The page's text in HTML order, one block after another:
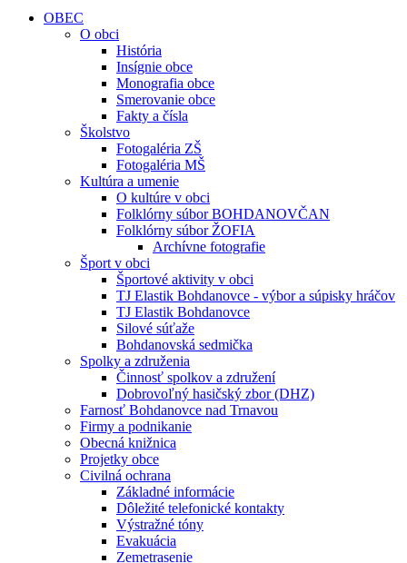
OBEC
O obci
História
Insígnie obce
Monografia obce
Smerovanie obce
Fakty a čísla
Školstvo
Fotogaléria ZŠ
Fotogaléria MŠ
Kultúra a umenie
O kultúre v obci
Folklórny súbor BOHDANOVČAN
Folklórny súbor ŽOFIA
Archívne fotografie
Šport v obci
Športové aktivity v obci
TJ Elastik Bohdanovce - výbor a súpisky hráčov
TJ Elastik Bohdanovce
Silové súťaže
Bohdanovská sedmička
Spolky a združenia
Činnosť spolkov a združení
Dobrovoľný hasičský zbor (DHZ)
Farnosť Bohdanovce nad Trnavou
Firmy a podnikanie
Obecná knižnica
Projetky obce
Civilná ochrana
Základné informácie
Dôležité telefonické kontakty
Výstražné tóny
Evakuácia
Zemetrasenie